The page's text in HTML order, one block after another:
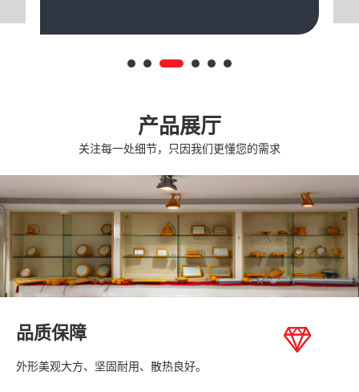
产品展厅
关注每一处细节，只因我们更懂您的需求
品质保障
外形美观大方、坚固耐用、散热良好。